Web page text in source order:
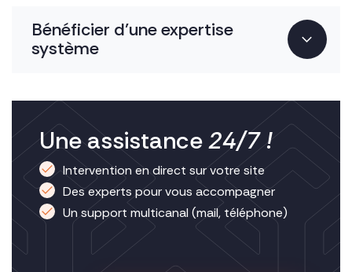
Bénéficier d’une expertise
système
Une assistance24/7 !
Intervention en direct sur votre site
Des experts pour vous accompagner
Un support multicanal (mail, téléphone)